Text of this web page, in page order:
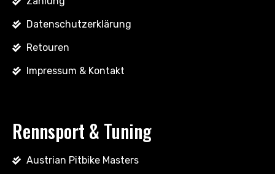
Datenschutzerklärung
Retouren
Impressum & Kontakt
Rennsport & Tuning
Austrian Pitbike Masters